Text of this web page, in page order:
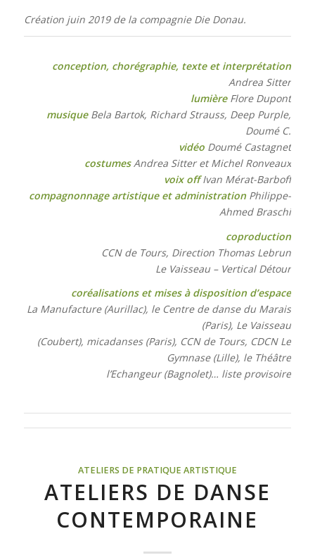
Création juin 2019 de la compagnie Die Donau.
conception, chorégraphie, texte et interprétation
Andrea Sitter
lumière Flore Dupont
musique Bela Bartok, Richard Strauss, Deep Purple,
Doumé C.
vidéo Doumé Castagnet
costumes Andrea Sitter et Michel Ronveaux
voix offIvan Mérat-Barboff
compagnonnage artistique et administration Philippe-
Ahmed Braschi
coproduction
CCN de Tours, Direction Thomas Lebrun
Le Vaisseau – Vertical Détour
coréalisations et mises à disposition d’espace
La Manufacture (Aurillac), le Centre de danse du Marais
(Paris), Le Vaisseau
(Coubert), micadanses (Paris), CCN de Tours, CDCN Le
Gymnase (Lille), le Théâtre
l’Echangeur (Bagnolet)… liste provisoire
ATELIERS DE PRATIQUE ARTISTIQUE
ATELIERS DE DANSE
CONTEMPORAINE